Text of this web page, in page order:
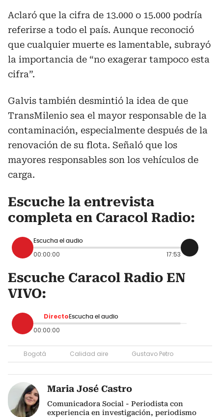
Aclaró que la cifra de 13.000 o 15.000 podría
referirse a todo el país. Aunque reconoció
que cualquier muerte es lamentable, subrayó
la importancia de “no exagerar tampoco esta
cifra”.
Galvis también desmintió la idea de que
TransMilenio sea el mayor responsable de la
contaminación, especialmente después de la
renovación de su flota. Señaló que los
mayores responsables son los vehículos de
carga.
Escuche la entrevista
completa en Caracol Radio:
Escucha el audio
00:00:00 17:53
Escuche Caracol Radio EN
VIVO:
Directo Escucha el audio
00:00:00
Bogotá Calidad aire Gustavo Petro
Maria José Castro
Comunicadora Social - Periodista con
experiencia en investigación, periodismo